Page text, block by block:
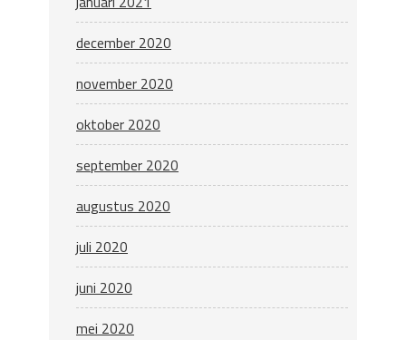
december 2020
november 2020
oktober 2020
september 2020
augustus 2020
juli 2020
juni 2020
mei 2020